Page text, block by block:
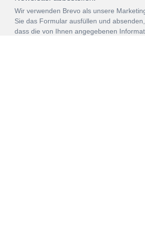
Wir verwenden Brevo als unsere
Sie das Formular ausfüllen und
dass die von Ihnen angegebenen